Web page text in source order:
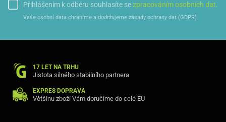
Přihlášením k odběru souhlasíte sezpracováním osobních dat.
Vaše osobní data chráníme a dodržujeme zásady ochrany dat (GDPR)
17 LET NA TRHU
Jistota silného stabilního partnera
EXPRES DOPRAVA
Většinu zboží Vám doručíme do celé EU